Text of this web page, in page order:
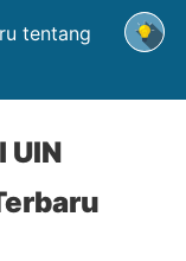
tentang
UIN